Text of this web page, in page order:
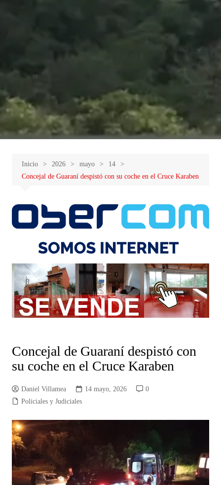
Inicio 2026 mayo
14
Concejal de Guaraní despistó con su coche en el Cruce Karaben
Concejal de Guaraní despistó con
su coche en el Cruce Karaben
Daniel Villamea 14 mayo, 2026
0
Policiales y Judiciales